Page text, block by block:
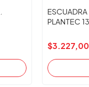
PLANTEC
$3.227,00